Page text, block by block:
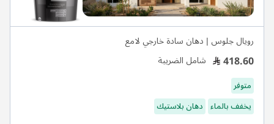
رويال جلوس | دهان سادة خارجي لامع
418.60 شامل الضريبة
متوفر
يخفف بالماء دهان بلاستيك